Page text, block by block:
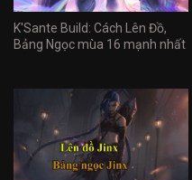
K'Sante Build: Cách Lên Đồ,
Bảng Ngọc mùa 16 mạnh nhất